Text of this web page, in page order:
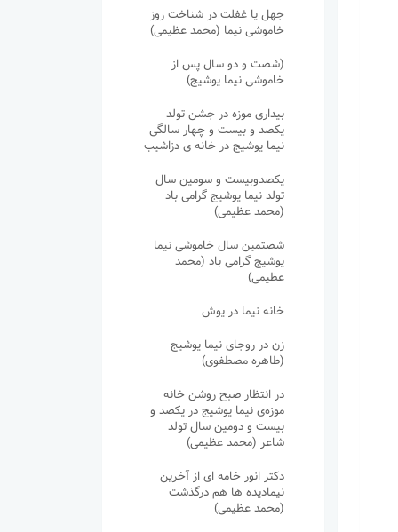
جهل یا غفلت در شناخت روز
خاموشی نیما (محمد عظیمی)
(شصت و دو سال پس از
خاموشی نیما یوشیج)
بیداری موزه در جشن تولد
یکصد و بیست و چهار سالگی
نیما یوشیج در خانه ی دزاشیب
یکصدوبیست و سومین سال
تولد نیما یوشیج گرامی باد
(محمد عظیمی)
شصتمین سال خاموشی نیما
یوشیج گرامی باد (محمد
عظیمی)
خانه نیما در یوش
زن در روجای نیما یوشیج
(طاهره مصطفوی)
در انتظار صبح روشن خانه
موزه‌ی نیما یوشیج در یکصد و
بیست و دومین سال تولد
شاعر (محمد عظیمی)
دکتر انور خامه ای از آخرین
نیمادیده ها هم درگذشت
(محمد عظیمی)